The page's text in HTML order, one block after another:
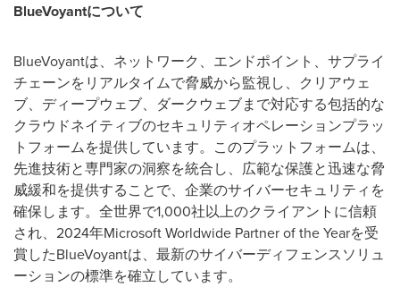
BlueVoyantについて
BlueVoyantは、ネットワーク、エンドポイント、サプライ
チェーンをリアルタイムで脅威から監視し、クリアウェ
ブ、ディープウェブ、ダークウェブまで対応する包括的な
クラウドネイティブのセキュリティオペレーションプラッ
トフォームを提供しています。このプラットフォームは、
先進技術と専門家の洞察を統合し、広範な保護と迅速な脅
威緩和を提供することで、企業のサイバーセキュリティを
確保します。全世界で1,000社以上のクライアントに信頼
され、2024年Microsoft Worldwide Partner of the Yearを受
賞したBlueVoyantは、最新のサイバーディフェンスソリュ
ーションの標準を確立しています。